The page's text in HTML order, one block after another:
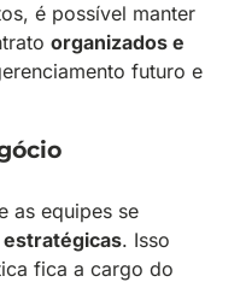
é possível manter
organizados e
futuro e
as equipes se
. Isso
fica a cargo do